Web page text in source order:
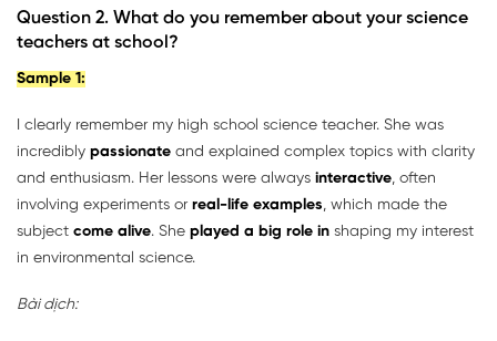
Question 2. What do you remember about your science
teachers at school?
Sample 1:
I clearly remember my high school science teacher. She was
incredibly passionate and explained complex topics with clarity
and enthusiasm. Her lessons were always interactive, often
involving experiments or real-life examples, which made the
subject come alive. She played a big role in shaping my interest
in environmental science.
Bài dịch: